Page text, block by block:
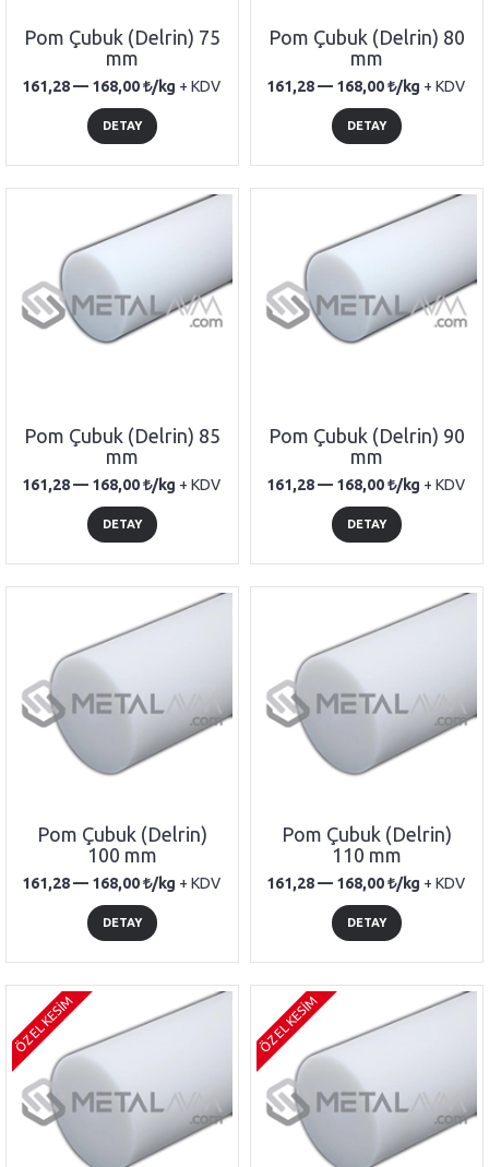
Pom Çubuk (Delrin) 75
mm
161,28 — 168,00 /kg + KDV
DETAY
Pom Çubuk (Delrin) 80
mm
161,28 — 168,00 /kg + KDV
DETAY
Pom Çubuk (Delrin) 85
mm
161,28 — 168,00 /kg + KDV
DETAY
Pom Çubuk (Delrin) 90
mm
161,28 — 168,00 /kg + KDV
DETAY
Pom Çubuk (Delrin)
100 mm
161,28 — 168,00 /kg + KDV
DETAY
Pom Çubuk (Delrin)
110 mm
161,28 — 168,00 /kg + KDV
DETAY
ÖZEL KESİM ÖZEL KESİM